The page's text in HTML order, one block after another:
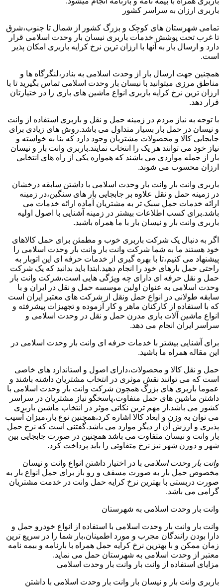
باربری ارزان به سراسر کشور
تمامی شهرستان های کوچک و بزرگ کشور از شمال تا جنوب،شرق
تا غرب تحت پوشش خدمات باربری نیسان بار وحدت اسلامی قرار
دارد و ارسال بار به آنها با ارزان ترین نرخ کرایه باربری امکان پذیر
است.
همچنین جهت ارسال بار از وحدت اسلامی به بنادر،لنگرگاه ها و
مناطق مرزی میتوانید با نیسان بار وحدت اسلامی تماس بگیرید تا با
ارزان ترین نرخ کرایه باربری انواع ماشین های باری را در ختیارتان
قرار دهد.
با توجه به نیاز مردم در زمینه حمل و نقل و باربری استفاده از وانت
و نیسان در حمل بار بسیار متداول می باشد.روش های زیادی برای
جابجایی کالا و محصولات مشتریان وجود دارد که بنا به خواسته و
نیاز خود می توانند هر یک را انتخاب نمایند.باربری وانت بار و نیسان
بار از جمله مواردی می باشند که همواره یکی از راه های انتخابی
ارزان محسوب می شوند.
باربری وانت بار وانت بار وحدت اسلامی با داشتن سابقه درخشان
در زمینه حمل و نقل علاوه بر جابجایی بار های سنگین،در زمینه
ارائه خدمات حمل سبک تر به مشتریان آماده ارائه خدمات می
باشد.برای کسب اطلاعات بیشتر در زمینه آشنایی با اصول اولیه
باربری وانت بار و نیسان بار با ما همراه باشید.
اگر به دنبال یک شرکت باربری خوب و مطمئن برای حمل کالاهای
خود هستند ما به شما شرکت وانت بار وانت بار وحدت اسلامی را
پیشنهاد می کنیم،تا با بهره گیری از خدمات حرفه ای این اتوبار به
راحتی حمل بارهای خود را انجام دهید.ابتدا باید بدانید که یک شرکت
حمل و نقل حرفه ای دارای چه ویژگی هایی است،شرکت وانت بار
وحدت اسلامی به عنوان اولین موسسه حمل و نقل در ایران و با
سابقه طولانی در انواع حمل ونقل از شرکت های معتبر ایران است
که با استفاده از کارکنان ماهر و کار آزموده و تجهیزات پیشرفته و
انواع ماشین آلات باری مدرن حمل و نقل در وحدت اسلامی و
سراسر ایران انجام می دهد.
برای آشنایی بیشتر با خدمات حرفه ای وانت بار وحدت اسلامی در
این مقاله همراه ما باشید.
حمل و نقل کالا و محصولات،دارای اصول و استاندارد های خاصی
است که می توانند نقش موثری در انتخاب مشتریان داشته باشند و
عموما باربری های بزرگ همچون شرکت وانت بار وحدت اسلامی با
داشتن ماشین های حمل متفاوت،پاسخگو نیاز مشتریان در سراسر
کشور می باشد.از مهم ترین نکاتی موثر در انتخاب ماشین باربری
می توان به وزن و ابعاد کالا اشاره کرد،همچنین نوع بار،میزان آسیب
پذیری و ارزش آن از دیگر موارد می باشد.گفتنی است که نرخ حمل
بار وانت و نیسان متفاوت می باشد همچنین در صورت جابجایی بین
شهر و دورن شهر نیز نرخ متفاوتی را باید پرداخت کرد.
وانت بار وحدت اسلامی با در اختیار داشتن انواع وانت و نیسان
مخصوص حمل بار به صورت مسقف و رو باز برای حمل انواع بار به
صورت دربستی با بهترین نرخ کرایه حمل وانت در خدمت مشتریان
گرامی می باشد.
وانت بار وحدت اسلامی به شهرستان
وانت بار وانت بار وحدت اسلامی با استفاده از انواع خودرو حمل و
دارا بودن رانندگان مجرب و مورد اطمینان،بار شما را در سریع ترین
زمان ممکن و با بهترین نرخ کرایه حمل همراه با بارنامه و بیمه نامه
معتبر از وحدت اسلامی به شهرستان حمل می نماید.
مزایای استفاده از وانت بار وانت بار وحدت اسلامی
باربری وانت بار و نیسان بار وانت بار وحدت اسلامی با داشتن